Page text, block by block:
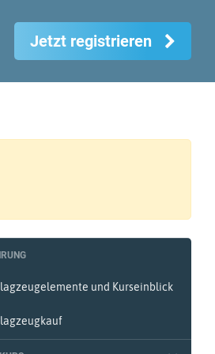
Jetzt registrieren
und Kurseinblick